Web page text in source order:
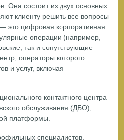
Она состоит из двух основных
клиенту решить все вопросы
это цифровая корпоративная
операции (например,
так и сопутствующие
операторы которого
и услуг, включая
контактного центра
обслуживания (ДБО),
платформы.
специалистов,